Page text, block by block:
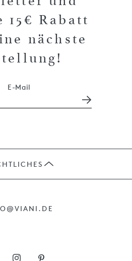
15€ Rabatt
nächste
E-Mail